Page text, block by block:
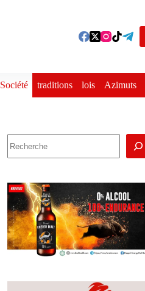
Société traditions lois Azimuts